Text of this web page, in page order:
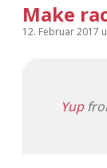
Make
12. Februar 2017
Yup